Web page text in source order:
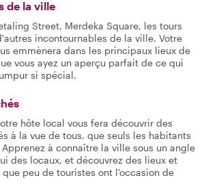
de la ville
Street, Merdeka Square, les tours
incontournables de la ville. Votre
emmènera dans les principaux lieux de
vous ayez un aperçu parfait de ce qui
si spécial.
hôte local vous fera découvrir des
à la vue de tous, que seuls les habitants
à connaître la ville sous un angle
des locaux, et découvrez des lieux et
peu de touristes ont l'occasion de